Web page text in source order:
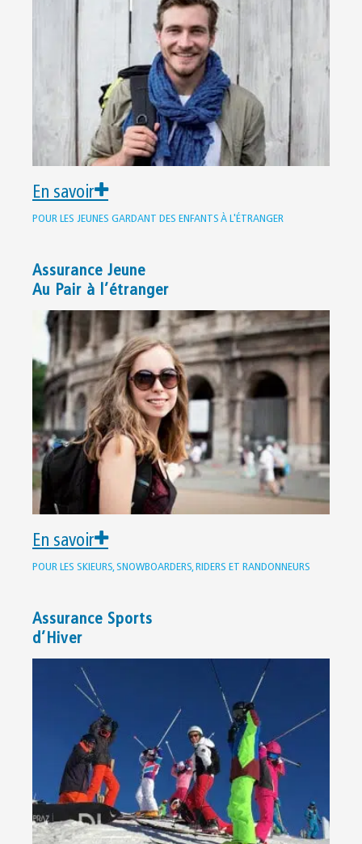
En savoir
POUR LES JEUNES GARDANT DES ENFANTS À L'ÉTRANGER
Assurance Jeune
Au Pair à l’étranger
En savoir
POUR LES SKIEURS, SNOWBOARDERS, RIDERS ET RANDONNEURS
Assurance Sports
d’Hiver